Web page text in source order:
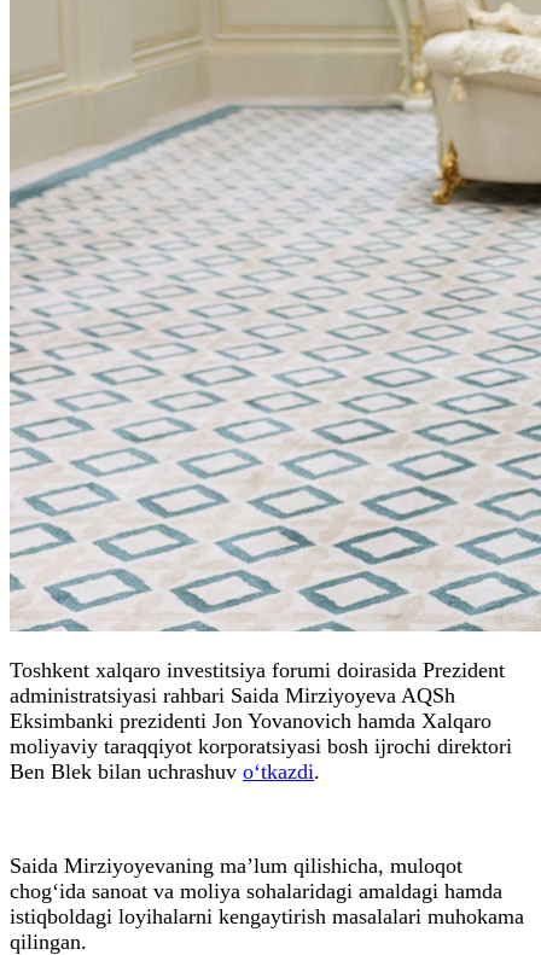
Toshkent xalqaro investitsiya forumi doirasida Prezident
administratsiyasi rahbari Saida Mirziyoyeva AQSh
Eksimbanki prezidenti Jon Yovanovich hamda Xalqaro
moliyaviy taraqqiyot korporatsiyasi bosh ijrochi direktori
Ben Blek bilan uchrashuv o‘tkazdi.
Saida Mirziyoyevaning ma’lum qilishicha, muloqot
chog‘ida sanoat va moliya sohalaridagi amaldagi hamda
istiqboldagi loyihalarni kengaytirish masalalari muhokama
qilingan.